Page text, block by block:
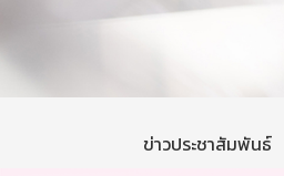
ข่าวประชาสัมพันธ์